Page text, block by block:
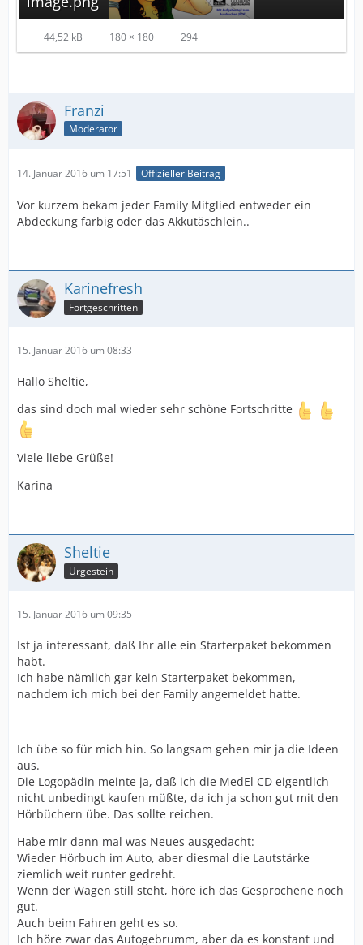
44,52 kB 180 × 180 294
Franzi
Moderator
14. Januar 2016 um 17:51 Offizieller Beitrag
Vor kurzem bekam jeder Family Mitglied entweder ein
Abdeckung farbig oder das Akkutäschlein..
Karinefresh
Fortgeschritten
15. Januar 2016 um 08:33
Hallo Sheltie,
das sind doch mal wieder sehr schöne Fortschritte
Viele liebe Grüße!
Karina
Sheltie
Urgestein
15. Januar 2016 um 09:35
Ist ja interessant, daß Ihr alle ein Starterpaket bekommen
habt.
Ich habe nämlich gar kein Starterpaket bekommen,
nachdem ich mich bei der Family angemeldet hatte.
Ich übe so für mich hin. So langsam gehen mir ja die Ideen
aus.
Die Logopädin meinte ja, daß ich die MedEl CD eigentlich
nicht unbedingt kaufen müßte, da ich ja schon gut mit den
Hörbüchern übe. Das sollte reichen.
Habe mir dann mal was Neues ausgedacht:
Wieder Hörbuch im Auto, aber diesmal die Lautstärke
ziemlich weit runter gedreht.
Wenn der Wagen still steht, höre ich das Gesprochene noch
gut.
Auch beim Fahren geht es so.
Ich höre zwar das Autogebrumm, aber da es konstant und